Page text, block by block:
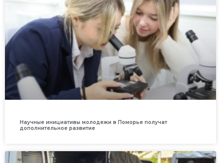
Научные инициативы молодежи в Поморье получат
дополнительное развитие